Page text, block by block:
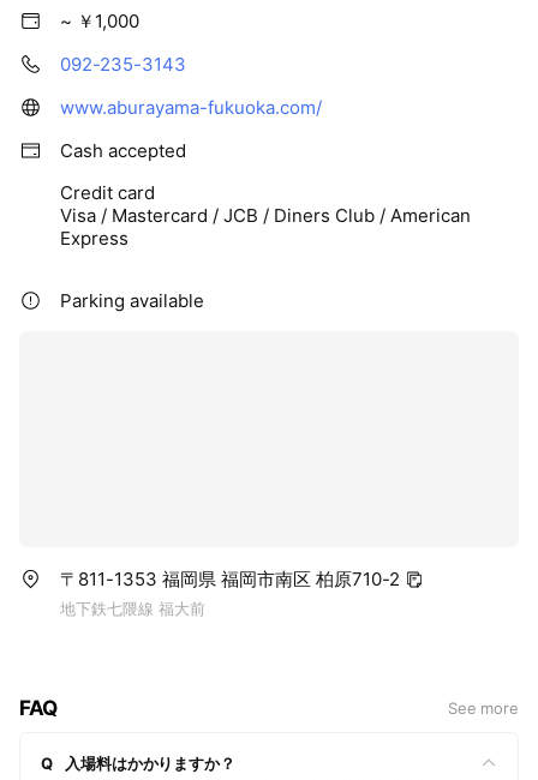
~ ￥1,000
092-235-3143
www.aburayama-fukuoka.com/
Cash accepted
Credit card
Visa / Mastercard / JCB / Diners Club / American
Express
Parking available
〒811-1353 福岡県 福岡市南区 柏原710-2
地下鉄七隈線 福大前
FAQ See more
Q
入場料はかかりますか？